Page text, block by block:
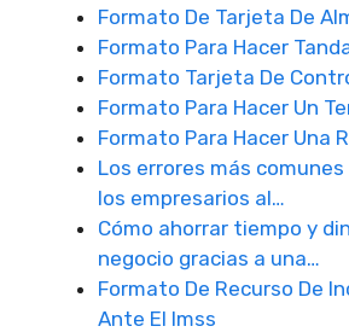
Formato De Tarjeta De
Formato Para Hacer
Formato Tarjeta De
Formato Para Hacer Un
Formato Para Hacer Una
Los errores más
los empresarios al…
Cómo ahorrar tiempo y
negocio gracias a una…
Formato De Recurso De
Ante El Imss